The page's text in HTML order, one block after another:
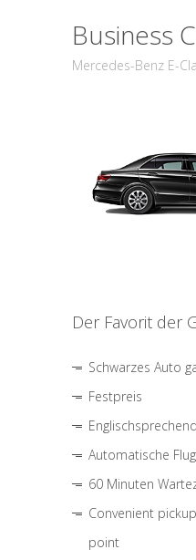
Business
Mercedes-Benz E-
Der Favorit der
Schwarzes Auto
Festpreis
Automatische
60 Minuten
Convenient
point